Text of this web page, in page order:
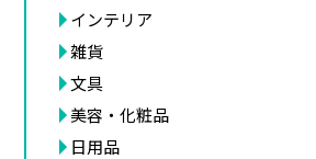
インテリア
雑貨
文具
美容・化粧品
日用品